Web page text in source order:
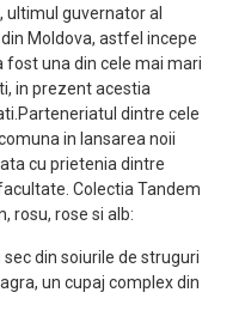
ultimul guvernator al
Moldova, astfel incepe
fost una din cele mai mari
in prezent acestia
dintre cele
in lansarea noii
cu prietenia dintre
Colectia Tandem
rosu, rose si alb:
din soiurile de struguri
un cupaj complex din